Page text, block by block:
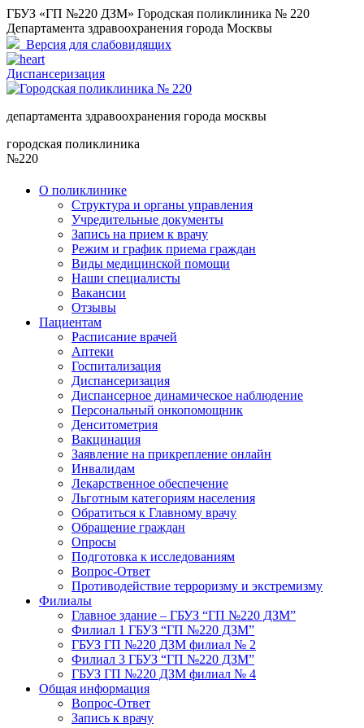
ГБУЗ «ГП №220 ДЗМ» Городская поликлиника № 220
Департамента здравоохранения города Москвы
Версия для слабовидящих
Диспансеризация
департамента здравоохранения города москвы
городская поликлиника
№220
О поликлинике
Структура и органы управления
Учредительные документы
Запись на прием к врачу
Режим и график приема граждан
Виды медицинской помощи
Наши специалисты
Вакансии
Отзывы
Пациентам
Расписание врачей
Аптеки
Госпитализация
Диспансеризация
Диспансерное динамическое наблюдение
Персональный онкопомощник
Денситометрия
Вакцинация
Заявление на прикрепление онлайн
Инвалидам
Лекарственное обеспечение
Льготным категориям населения
Обратиться к Главному врачу
Обращение граждан
Опросы
Подготовка к исследованиям
Вопрос-Ответ
Противодействие терроризму и экстремизму
Филиалы
Главное здание – ГБУЗ “ГП №220 ДЗМ”
Филиал 1 ГБУЗ “ГП №220 ДЗМ”
ГБУЗ ГП №220 ДЗМ филиал № 2
Филиал 3 ГБУЗ “ГП №220 ДЗМ”
ГБУЗ ГП №220 ДЗМ филиал № 4
Общая информация
Вопрос-Ответ
Запись к врачу